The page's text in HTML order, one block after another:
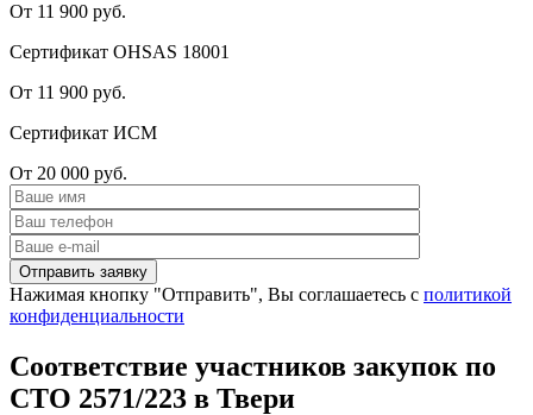
От 11 900 руб.
Сертификат OHSAS 18001
От 11 900 руб.
Сертификат ИСМ
От 20 000 руб.
Нажимая кнопку "Отправить", Вы соглашаетесь с политикой
конфиденциальности
Соответствие участников закупок по
СТО 2571/223 в Твери